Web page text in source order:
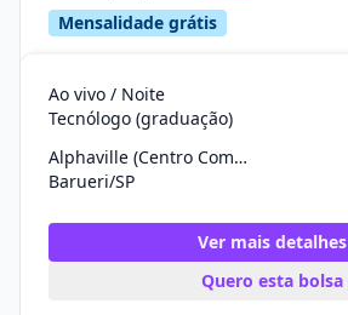
Mensalidade grátis
Ao vivo / Noite
Tecnólogo (graduação)
Alphaville (Centro Comercial)
Barueri/SP
Ver mais detalhes
Quero esta bolsa